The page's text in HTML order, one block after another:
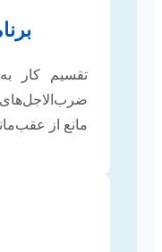
تقسیم کار
مانع از